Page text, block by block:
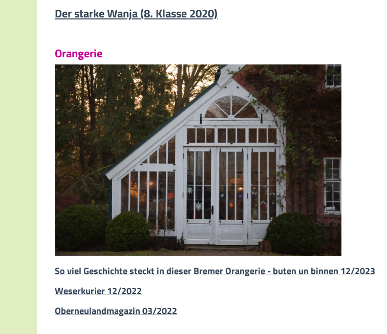
Der starke Wanja (8. Klasse 2020)
Orangerie
So viel Geschichte steckt in dieser Bremer Orangerie - buten un binnen 12/2023
Weserkurier 12/2022
Oberneulandmagazin 03/2022